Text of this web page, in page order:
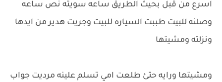
اسرع من قبل بحيث الطريق ساعه سويته نص ساعه
وصلنه للبيت طببت السياره للبيت وجريت هدير من ايدها
ونزلته ومشيتها
ومشيتها ورايه حتئ طلعت امي تسلم علينه مرديت جواب